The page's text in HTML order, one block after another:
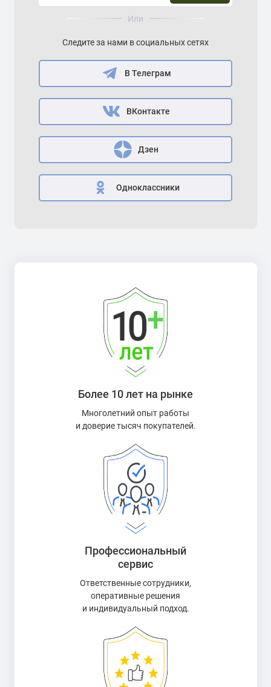
Или
Следите за нами в социальных сетях
В Телеграм
ВКонтакте
Дзен
Одноклассники
Более 10 лет на рынке
Многолетний опыт работы
и доверие тысяч покупателей.
Профессиональный
сервис
Ответственные сотрудники,
оперативные решения
и индивидуальный подход.